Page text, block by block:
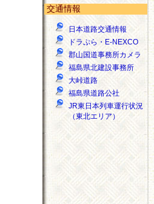
交通情報
日本道路交通情報
ドラぷら・E-NEXCO
郡山国道事務所カメラ
福島県北建設事務所
大峠道路
福島県道路公社
JR東日本列車運行状況
（東北エリア）